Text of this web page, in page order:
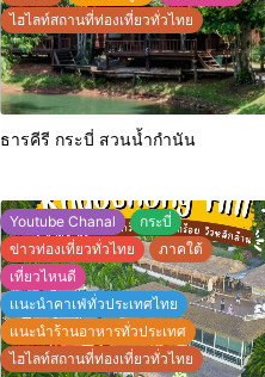
ไฮไลท์สถานที่ท่องเที่ยวทั่วไทย
ธารคีรี กระบี่ สวนน้ำกำนัน
Youtube Chanal
กระบี่
ข่าวท่องเที่ยวทั่วไทย
ภาคใต้
เที่ยวไหนดี
เเนะนำคาเฟ่ทั่วประเทศไทย
แนะนำร้านอาหารทั่วประเทศ
ไฮไลท์สถานที่ท่องเที่ยวทั่วไทย